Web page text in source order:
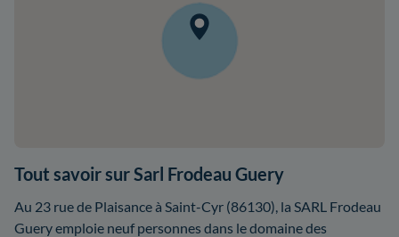
Tout savoir sur Sarl Frodeau Guery
Au 23 rue de Plaisance à Saint-Cyr (86130), la SARL Frodeau
Guery emploie neuf personnes dans le domaine des